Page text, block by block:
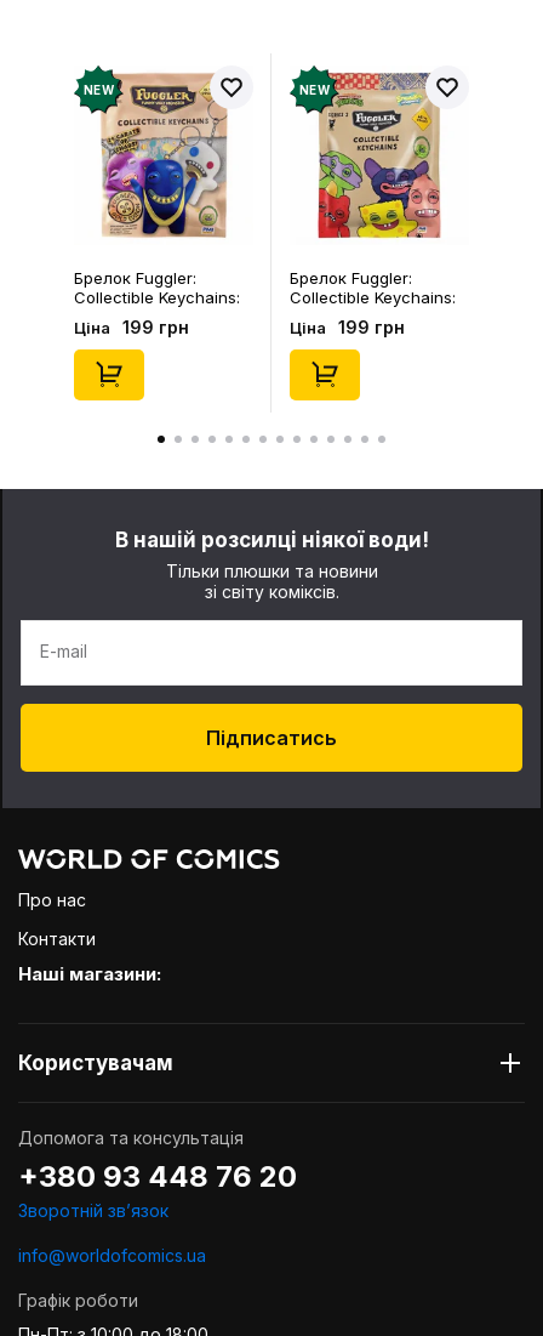
NEW
Брелок Fuggler:
Collectible Keychains:
Gold Edition: Series 3
(Blind Box: 1 з 24),
(11550)
Ціна 199 грн
NEW
Брелок Fuggler:
Collectible Keychains:
Series 2 (Blind Box: 1 з
46), (15475)
Ціна 199 грн
В нашій розсилці ніякої води!
Тільки плюшки та новини
зі світу коміксів.
E-mail
Підписатись
Про нас
Контакти
Наші магазини:
Користувачам
Допомога та консультація
+380 93 448 76 20
Зворотній звʼязок
info@worldofcomics.ua
Графік роботи